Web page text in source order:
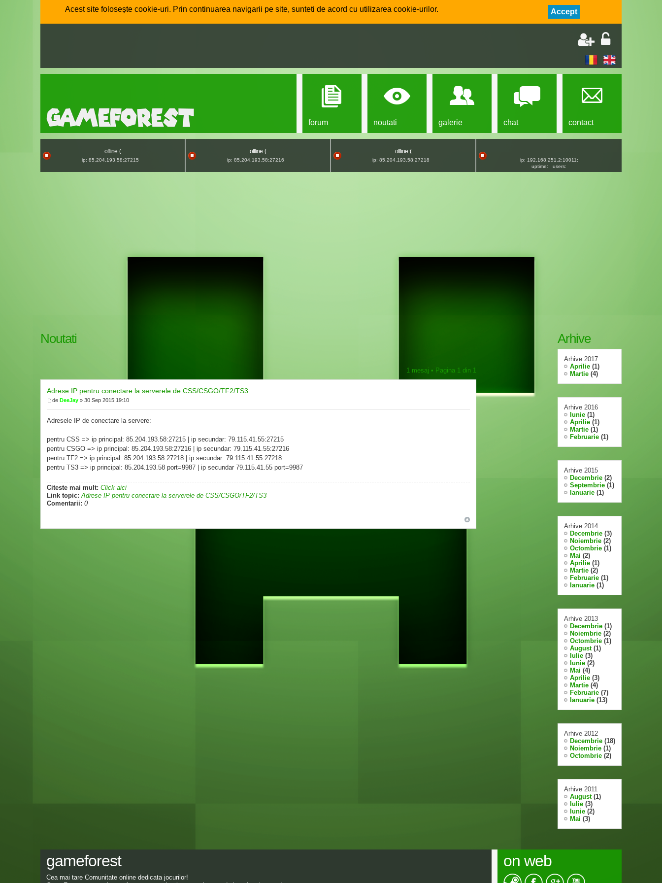
Acest site folosește cookie-uri. Prin continuarea navigarii pe site, sunteti de acord cu utilizarea cookie-urilor. Accept
forum noutati galerie chat contact
offline :(
ip: 85.204.193.58:27215
offline :(
ip: 85.204.193.58:27216
offline :(
ip: 85.204.193.58:27218
ip: 192.168.251.2:10011:
uptime:
users:
Noutati
1 mesaj • Pagina 1 din 1
Adrese IP pentru conectare la serverele de CSS/CSGO/TF2/TS3
de DeeJay » 30 Sep 2015 19:10
Adresele IP de conectare la servere:
pentru CSS => ip principal: 85.204.193.58:27215 | ip secundar: 79.115.41.55:27215
pentru CSGO => ip principal: 85.204.193.58:27216 | ip secundar: 79.115.41.55:27216
pentru TF2 => ip principal: 85.204.193.58:27218 | ip secundar: 79.115.41.55:27218
pentru TS3 => ip principal: 85.204.193.58 port=9987 | ip secundar 79.115.41.55 port=9987
Citeste mai mult: Click aici
Link topic: Adrese IP pentru conectare la serverele de CSS/CSGO/TF2/TS3
Comentarii: 0
Arhive
Arhive 2017
Aprilie (1)
Martie (4)
Arhive 2016
Iunie (1)
Aprilie (1)
Martie (1)
Februarie (1)
Arhive 2015
Decembrie (2)
Septembrie (1)
Ianuarie (1)
Arhive 2014
Decembrie (3)
Noiembrie (2)
Octombrie (1)
Mai (2)
Aprilie (1)
Martie (2)
Februarie (1)
Ianuarie (1)
Arhive 2013
Decembrie (1)
Noiembrie (2)
Octombrie (1)
August(1)
Iulie (3)
Iunie (2)
Mai (4)
Aprilie (3)
Martie (4)
Februarie (7)
Ianuarie (13)
Arhive 2012
Decembrie (18)
Noiembrie (1)
Octombrie (2)
Arhive 2011
August(1)
Iulie (3)
Iunie (2)
Mai (3)
gameforest
Cea mai tare Comunitate online dedicata jocurilor!
on web